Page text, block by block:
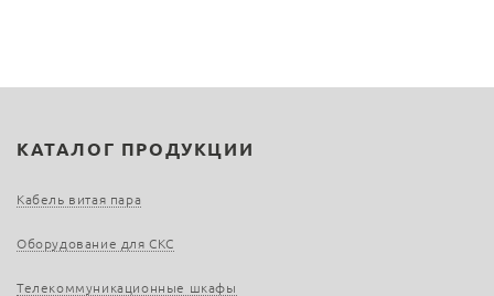
КАТАЛОГ ПРОДУКЦИИ
Кабель витая пара
Оборудование для СКС
Телекоммуникационные шкафы